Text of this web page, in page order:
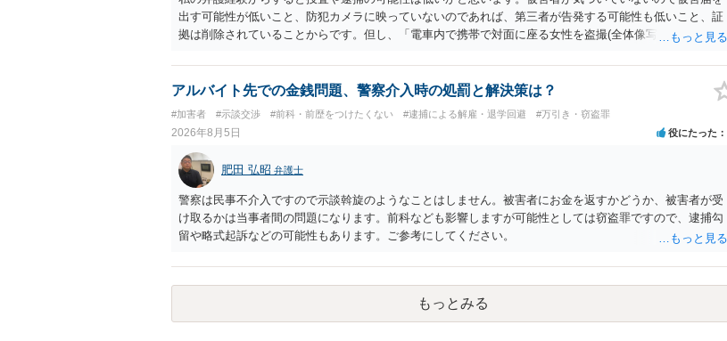
出す可能性が低いこと、防犯カメラに映っていないのであれば、第三者が告発する可能性も低いこと、証
拠は削除されていることからです。但し、「電車内で携帯で対面に座る女性を盗撮(全体像写真1枚と5秒程
査段階では性的姿態等撮影罪の被疑事実で逮捕勾留されるケースが私の弁護経験では多くなった印象です
（最終的には不起訴ないし各都道府県の迷惑防止条例違反になることもあります）。2度としないことを
アルバイト先での金銭問題、警察介入時の処罰と解決策は？
#加害者 #示談交渉 #前科・前歴をつけたくない #逮捕による解雇・退学回避 #万引き・窃盗罪
2026年8月5日 役にたった
肥田 弘昭 弁護士
警察は民事不介入ですので示談斡旋のようなことはしません。被害者にお金を返すかどうか、被害者が受
け取るかは当事者間の問題になります。前科なども影響しますが可能性としては窃盗罪ですので、逮捕勾
留や略式起訴などの可能性もあります。ご参考にしてください。
もっとみる